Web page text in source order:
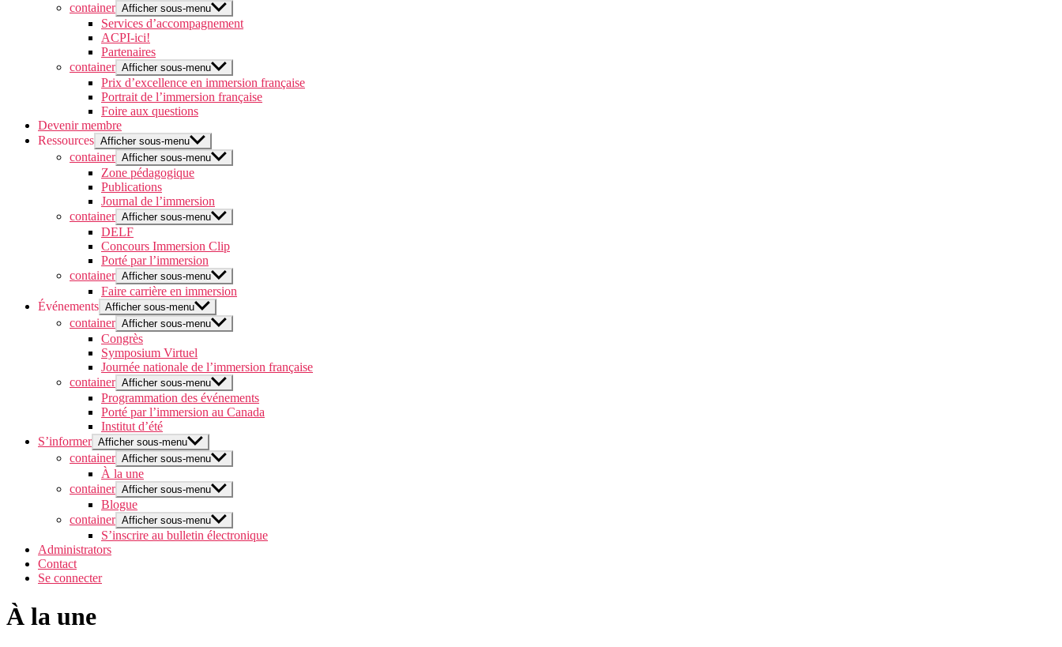
container Afficher sous-menu
Services d’accompagnement
ACPI-ici!
Partenaires
container Afficher sous-menu
Prix d’excellence en immersion française
Portrait de l’immersion française
Foire aux questions
Devenir membre
Ressources Afficher sous-menu
container Afficher sous-menu
Zone pédagogique
Publications
Journal de l’immersion
container Afficher sous-menu
DELF
Concours Immersion Clip
Porté par l’immersion
container Afficher sous-menu
Faire carrière en immersion
Événements Afficher sous-menu
container Afficher sous-menu
Congrès
Symposium Virtuel
Journée nationale de l’immersion française
container Afficher sous-menu
Programmation des événements
Porté par l’immersion au Canada
Institut d’été
S’informer Afficher sous-menu
container Afficher sous-menu
À la une
container Afficher sous-menu
Blogue
container Afficher sous-menu
S’inscrire au bulletin électronique
Administrators
Contact
Se connecter
À la une